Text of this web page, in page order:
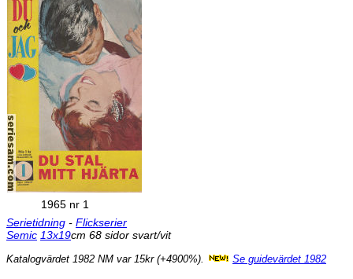
1965 nr 1
Serietidning - Flickserier
Semic 13x19cm 68 sidor svart/vit
Katalogvärdet 1982 NM var 15kr (+4900%). Se guidevärdet 1982